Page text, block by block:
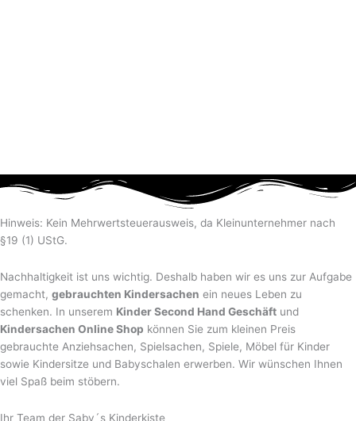
Hinweis: Kein Mehrwertsteuerausweis, da Kleinunternehmer nach
§19 (1) UStG.
Nachhaltigkeit ist uns wichtig. Deshalb haben wir es uns zur Aufgabe
gemacht, gebrauchten Kindersachen ein neues Leben zu
schenken. In unserem Kinder Second Hand Geschäft und
Kindersachen Online Shop können Sie zum kleinen Preis
gebrauchte Anziehsachen, Spiel­sachen, Spiele, Möbel für Kinder
sowie Kindersitze und Babyschalen erwerben. Wir wünschen Ihnen
viel Spaß beim stöbern.
Ihr Team der Saby´s Kinderkiste